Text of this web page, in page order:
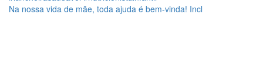
Na nossa vida de mãe, toda ajuda é bem-vinda! Incl